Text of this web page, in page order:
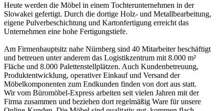
Heute werden die Möbel in einem Tochterunternehmen in der
Slowakei gefertigt. Durch die dortige Holz- und Metallbearbeitung,
eigene Pulverbeschichtung und Kartonfertigung erreicht das
Unternehmen eine hohe Fertigungstiefe.
Am Firmenhauptsitz nahe Nürnberg sind 40 Mitarbeiter beschäftigt
und betreuen unter anderem das Logistikzentrum mit 8.000 m²
Fläche und 8.000 Palettenstellplätzen. Auch Kundenbetreuung,
Produktentwicklung, operativer Einkauf und Versand der
Möbelkomponenten zum Endkunden finden von dort aus statt.
Wir vom Büromöbel-Express arbeiten seit vielen Jahren mit der
Firma zusammen und beziehen dort regelmäßig Ware für unsere